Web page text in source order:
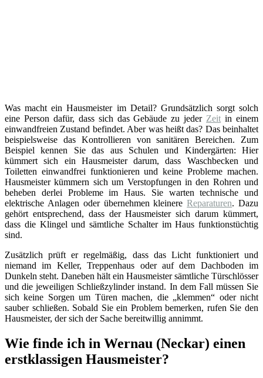
Was macht ein Hausmeister im Detail? Grundsätzlich sorgt solch
eine Person dafür, dass sich das Gebäude zu jeder Zeit in einem
einwandfreien Zustand befindet. Aber was heißt das? Das beinhaltet
beispielsweise das Kontrollieren von sanitären Bereichen. Zum
Beispiel kennen Sie das aus Schulen und Kindergärten: Hier
kümmert sich ein Hausmeister darum, dass Waschbecken und
Toiletten einwandfrei funktionieren und keine Probleme machen.
Hausmeister kümmern sich um Verstopfungen in den Rohren und
beheben derlei Probleme im Haus. Sie warten technische und
elektrische Anlagen oder übernehmen kleinereReparaturen. Dazu
gehört entsprechend, dass der Hausmeister sich darum kümmert,
dass die Klingel und sämtliche Schalter im Haus funktionstüchtig
sind.
Zusätzlich prüft er regelmäßig, dass das Licht funktioniert und
niemand im Keller, Treppenhaus oder auf dem Dachboden im
Dunkeln steht. Daneben hält ein Hausmeister sämtliche Türschlösser
und die jeweiligen Schließzylinder instand. In dem Fall müssen Sie
sich keine Sorgen um Türen machen, die „klemmen“ oder nicht
sauber schließen. Sobald Sie ein Problem bemerken, rufen Sie den
Hausmeister, der sich der Sache bereitwillig annimmt.
Wie finde ich in Wernau (Neckar) einen
erstklassigen Hausmeister?